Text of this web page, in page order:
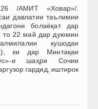
/АМИТ «Ховар»/.
давлатии таълимии
болаёқат дар
то 22 май дар дуюмин
кушодаи
ки дар Минтақаи
и шаҳри Сочии
гардид, иштирок